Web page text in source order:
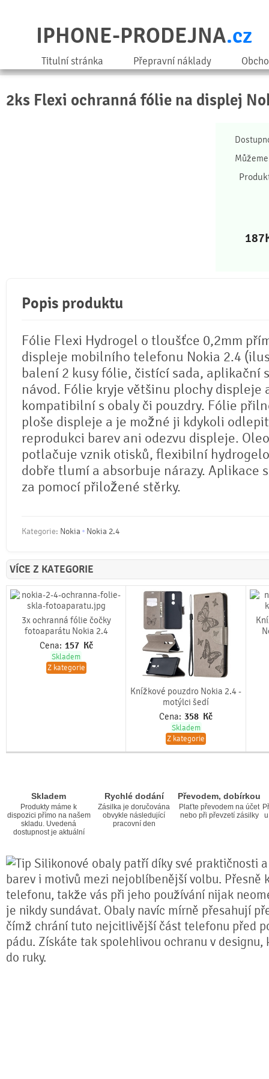
IPHONE-PRODEJNA.cz
Titulní stránka Přepravní náklady
2ks Flexi ochranná fólie na displej
187
Popis produktu
Fólie Flexi Hydrogel o tloušťce 0,2mm
displeje mobilního telefonu Nokia 2.4
balení 2 kusy fólie, čistící sada, aplikační
návod. Fólie kryje většinu plochy displeje
kompatibilní s obaly či pouzdry. Fólie
ploše displeje a je možné ji kdykoli
reprodukci barev ani odezvu displeje.
potlačuje vznik otisků, flexibilní
dobře tlumí a absorbuje nárazy. Aplikace
za pomocí přiložené stěrky.
Kategorie: Nokia Nokia 2.4
VÍCE Z KATEGORIE
3x ochranná fólie čočky
fotoaparátu Nokia 2.4
Cena: 157 Kč
Skladem
Z kategorie
Knížkové pouzdro Nokia 2.4 -
motýlci šedí
Cena: 358 Kč
Skladem
Z kategorie
Skladem
Produkty máme k
dispozici přímo na našem
skladu. Uvedená
dostupnost je aktuální
Rychlé dodání
Zásilka je doručována
obvykle následující
pracovní den
Převodem, dobírkou
Plaťte převodem na účet
nebo při převzetí zásilky
Silikonové obaly patří díky své praktičnosti
barev i motivů mezi nejoblíbenější volbu. Přesně
telefonu, takže vás při jeho používání nijak
je nikdy sundávat. Obaly navíc mírně přesahují
čímž chrání tuto nejcitlivější část telefonu před
pádu. Získáte tak spolehlivou ochranu v designu,
do ruky.